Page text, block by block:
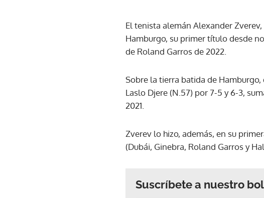
El tenista alemán Alexander
Hamburgo, su primer título desde
de Roland Garros de 2022.
Sobre la tierra batida de
Laslo Djere (N.57) por 7-5 y 6-3,
2021.
Zverev lo hizo, además, en su
(Dubái, Ginebra, Roland Garros y
Suscríbete a nuestro